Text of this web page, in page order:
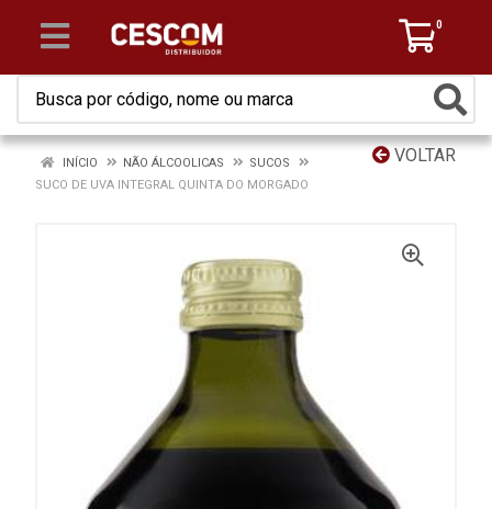
0
VOLTAR
INÍCIO NÃO ÁLCOOLICAS
SUCOS
SUCO DE UVA INTEGRAL QUINTA DO MORGADO